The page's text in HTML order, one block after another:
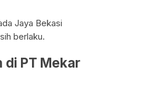
Jaya Bekasi
berlaku.
di PT Mekar